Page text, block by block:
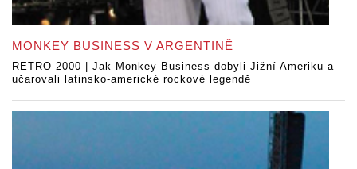
MONKEY BUSINESS V ARGENTINĚ
RETRO 2000 | Jak Monkey Business dobyli Jižní Ameriku a
učarovali latinsko-americké rockové legendě